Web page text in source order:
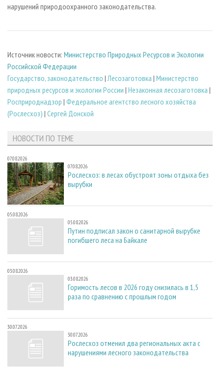
нарушений природоохранного законодательства.
Источник новости: Министерство Природных Ресурсов и Экологии
Российской Федерации
Государство, законодательство |Лесозаготовка | Министерство
природных ресурсов и экологии России | Незаконная лесозаготовка |
Росприроднадзор | Федеральное агентство лесного хозяйства
(Рослесхоз) | Сергей Донской
НОВОСТИ ПО ТЕМЕ
07.08.2026
07.08.2026
Рослесхоз: в лесах обустроят зоны отдыха без
вырубки
05.08.2026
05.08.2026
Путин подписал закон о санитарной вырубке
погибшего леса на Байкале
03.08.2026
03.08.2026
Горимость лесов в 2026 году снизилась в 1,5
раза по сравнению с прошлым годом
30.07.2026
30.07.2026
Рослесхоз отменил два региональных акта с
нарушениями лесного законодательства